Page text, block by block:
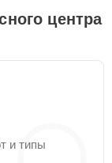
итоговой
центра
и типы